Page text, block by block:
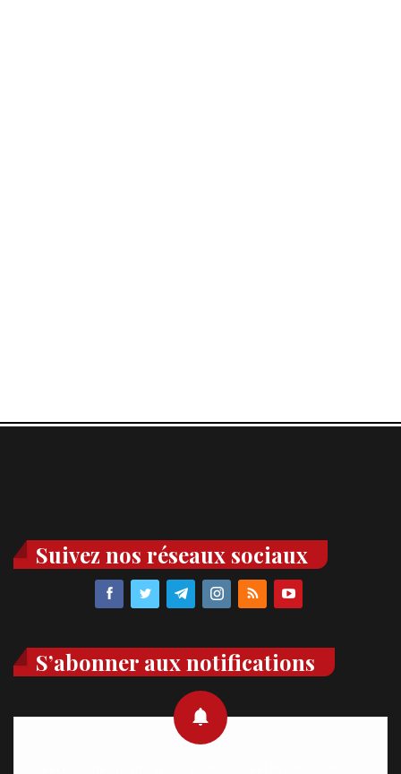
Suivez nos réseaux sociaux
S’abonner aux notifications